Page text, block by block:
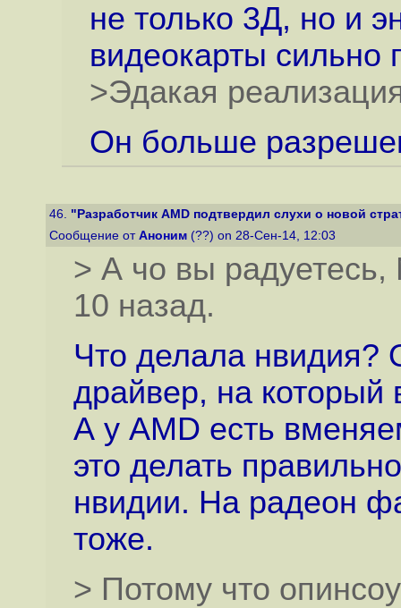
не только 3Д, но и
видеокарты сильно
>Эдакая
Он больше
46. "Разработчик AMD подтвердил слухи о новой
Сообщение от Аноним (??) on 28-Сен-14, 12:03
> А чо вы
10 назад.
Что делала
драйвер, на
А у AMD есть
это делать
нвидии. На радеон
тоже.
> Потому что